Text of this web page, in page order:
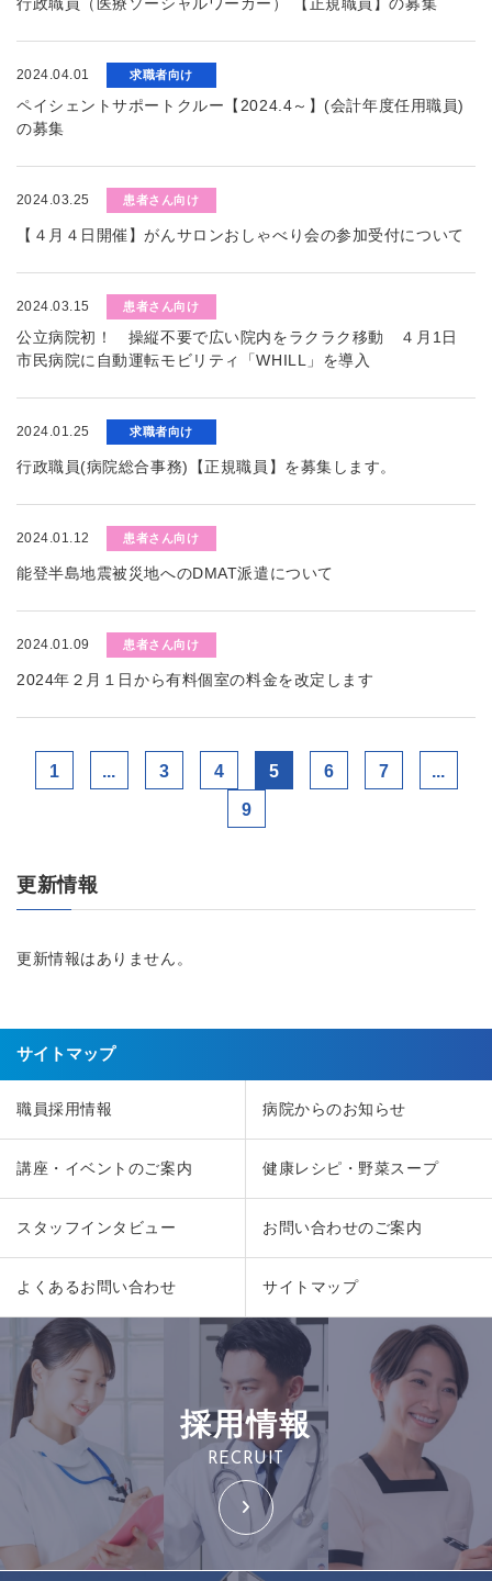
2024.04.01 求職者向け
ペイシェントサポートクルー【2024.4～】(会計年度任用職員)
の募集
2024.03.25 患者さん向け
【４月４日開催】がんサロンおしゃべり会の参加受付について
2024.03.15 患者さん向け
公立病院初！ 操縦不要で広い院内をラクラク移動 ４月1日
市民病院に自動運転モビリティ「WHILL」を導入
2024.01.25 求職者向け
行政職員(病院総合事務)【正規職員】を募集します。
2024.01.12 患者さん向け
能登半島地震被災地へのDMAT派遣について
2024.01.09 患者さん向け
2024年２月１日から有料個室の料金を改定します
1 ... 3 4 5 6 7 ...
9
更新情報
更新情報はありません。
サイトマップ
職員採用情報 病院からのお知らせ
講座・イベントのご案内 健康レシピ・野菜スープ
スタッフインタビュー お問い合わせのご案内
よくあるお問い合わせ サイトマップ
採用情報
RECRUIT